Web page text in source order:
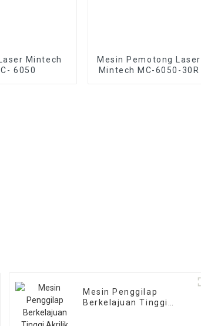
Mintech
6050
Mesin Pemotong Laser
Mintech MC-6050-30R
Mesin Penggilap
Berkelajuan Tinggi